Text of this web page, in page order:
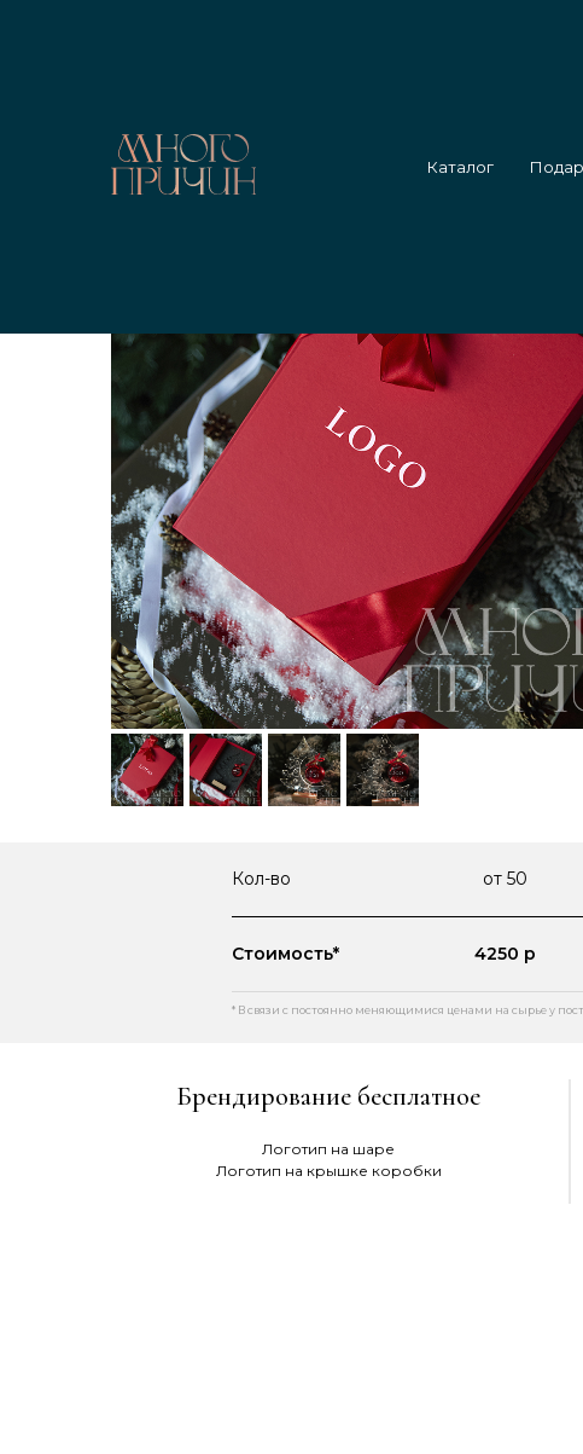
Каталог
Главная / Каталог
Кол-во от 50
Стоимость* 4250 р
* В связи с постоянно меняющимися ценами на сырье у
Брендирование бесплатное
Логотип на шаре
Логотип на крышке коробки